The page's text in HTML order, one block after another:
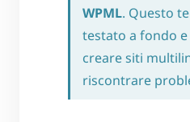
WPML. Questo
testato a fondo
creare siti
riscontrare